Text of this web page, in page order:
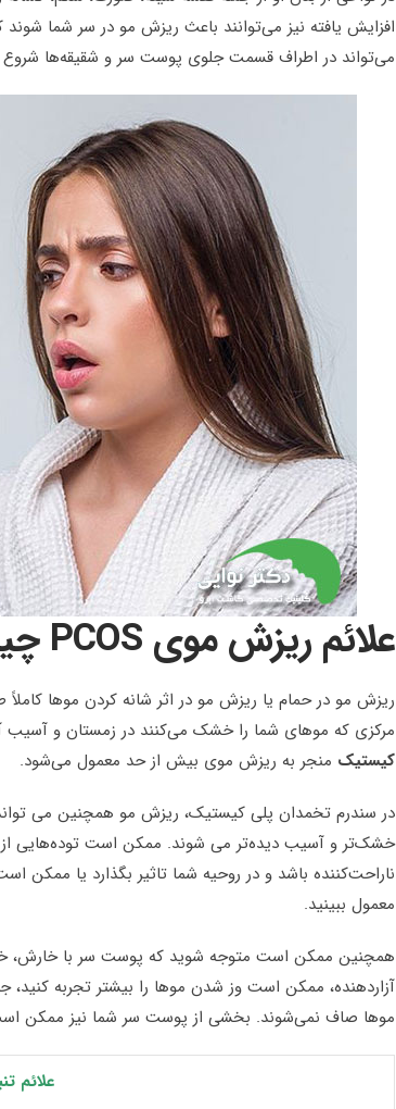
افزایش یافته نیز می‌توانند باعث ریزش مو در سر شما
می‌تواند در اطراف قسمت جلوی پوست سر و شقیقه‌ها
علائم ریزش موی PCOS چیست؟
ریزش مو در حمام یا ریزش مو در اثر شانه کردن موها
مرکزی که موهای شما را خشک می‌کنند در زمستان و آسیب
کیستیک منجر به ریزش موی بیش از حد معمول می‌شود.
در سندرم تخمدان پلی کیستیک، ریزش مو همچنین می
خشک‌تر و آسیب دیده‌تر می شوند. ممکن است توده‌هایی از
ناراحت‌کننده باشد و در روحیه شما تاثیر بگذارد یا ممکن
معمول ببینید.
همچنین ممکن است متوجه شوید که پوست سر با خارش،
آزاردهنده، ممکن است وز شدن موها را بیشتر تجربه کنید،
موها صاف نمی‌شوند. بخشی از پوست سر شما نیز ممکن
علائم